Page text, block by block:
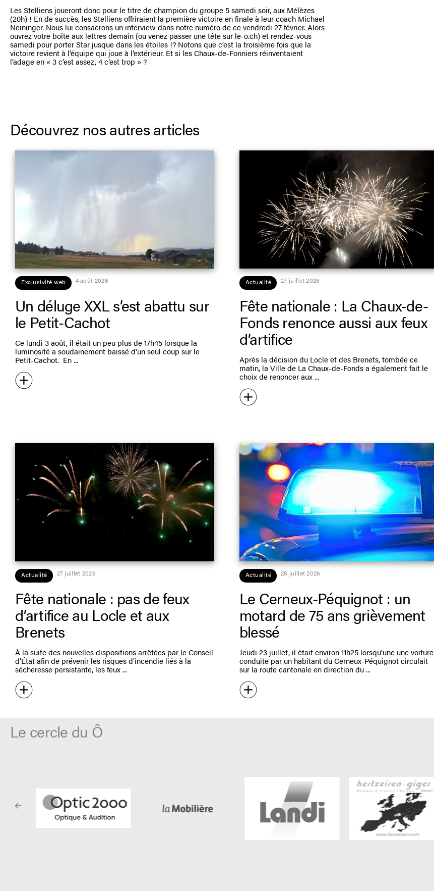
Les Stelliens joueront donc pour le titre de champion du groupe 5 samedi soir, aux Mélèzes
(20h) ! En de succès, les Stelliens offriraient la première victoire en finale à leur coach Michael
Neininger. Nous lui consacrons un interview dans notre numéro de ce vendredi 27 février. Alors
ouvrez votre boîte aux lettres demain (ou venez passer une tête sur le-o.ch) et rendez-vous
samedi pour porter Star jusque dans les étoiles !? Notons que c’est la troisième fois que la
victoire revient à l’équipe qui joue à l’extérieur. Et si les Chaux-de-Fonniers réinventaient
l’adage en « 3 c’est assez, 4 c’est trop » ?
Découvrez nos autres articles
Exclusivité web 4 août 2026
Un déluge XXL s’est abattu sur
le Petit-Cachot
Ce lundi 3 août, il était un peu plus de 17h45 lorsque la
luminosité a soudainement baissé d’un seul coup sur le
Petit-Cachot. En
Actualité 27 juillet 2026
Fête nationale : La Chaux-de-
Fonds renonce aussi aux feux
d’artifice
Après la décision du Locle et des Brenets, tombée ce
matin, la Ville de La Chaux-de-Fonds a également fait le
choix de renoncer aux
Actualité 27 juillet 2026
Fête nationale : pas de feux
d’artifice au Locle et aux
Brenets
À la suite des nouvelles dispositions arrêtées par le Conseil
d’État afin de prévenir les risques d’incendie liés à la
sécheresse persistante, les feux
Actualité 25 juillet 2026
Le Cerneux-Péquignot : un
motard de 75 ans grièvement
blessé
Jeudi 23 juillet, il était environ 11h25 lorsqu’une une voiture
conduite par un habitant du Cerneux-Péquignot circulait
sur la route cantonale en direction du
Le cercle du Ô